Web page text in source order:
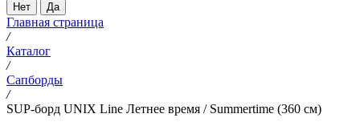
Нет Да
Главная страница
/
Каталог
/
Сапборды
/
SUP-борд UNIX Line Летнее время / Summertime (360 см)